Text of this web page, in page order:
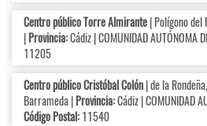
Centro público Torre Almirante| Polígono del
|Provincia:Cádiz | COMUNIDAD AUTÓNOMA
11205
Centro público Cristóbal Colón| de la
Barrameda |Provincia:Cádiz | COMUNIDAD
Código Postal:11540